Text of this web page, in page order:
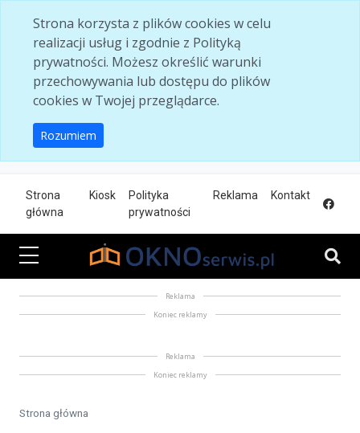
Strona korzysta z plików cookies w celu
realizacji usług i zgodnie z Polityką
prywatności. Możesz określić warunki
przechowywania lub dostępu do plików
cookies w Twojej przeglądarce.
Rozumiem
Strona
główna
Kiosk
Polityka
prywatności
Reklama Kontakt
Reklama
Koniec reklamy
Reklama
Koniec reklamy
Strona główna